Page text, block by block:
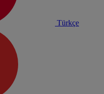
Türkçe